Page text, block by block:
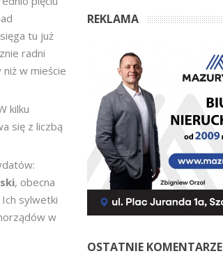
tu już
radni
w mieście
kilku
się z liczbą
, obecna
Ich sylwetki
w
REKLAMA
OSTATNIE KOMENTARZE